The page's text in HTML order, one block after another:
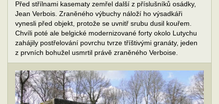
Před střílnami kasematy zemřel další z příslušníků osádky,
Jean Verbois. Zraněného výbuchy náloží ho výsadkáři
vynesli před objekt, protože se uvnitř srubu dusil kouřem.
Chvíli poté ale belgické modernizované forty okolo Lutychu
zahájily postřelování povrchu tvrze tříštivými granáty, jeden
z prvních bohužel usmrtil právě zraněného Verboise.